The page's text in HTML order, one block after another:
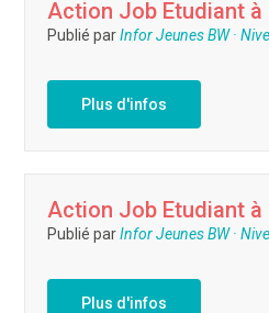
Action Job Etudiant à
Publié par Infor Jeunes BW ·
Plus d'infos
Action Job Etudiant à
Publié par Infor Jeunes BW ·
Plus d'infos